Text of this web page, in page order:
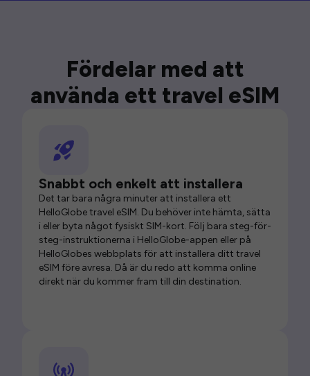
Fördelar med att
använda ett travel eSIM
Snabbt och enkelt att installera
Det tar bara några minuter att installera ett
HelloGlobe travel eSIM. Du behöver inte hämta, sätta
i eller byta något fysiskt SIM-kort. Följ bara steg-för-
steg-instruktionerna i HelloGlobe-appen eller på
HelloGlobes webbplats för att installera ditt travel
eSIM före avresa. Då är du redo att komma online
direkt när du kommer fram till din destination.